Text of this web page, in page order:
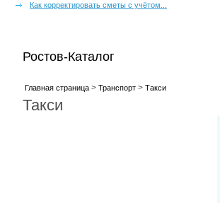
Как корректировать сметы с учётом...
Ростов-Каталог
Главная страница> Транспорт> Такси
Такси